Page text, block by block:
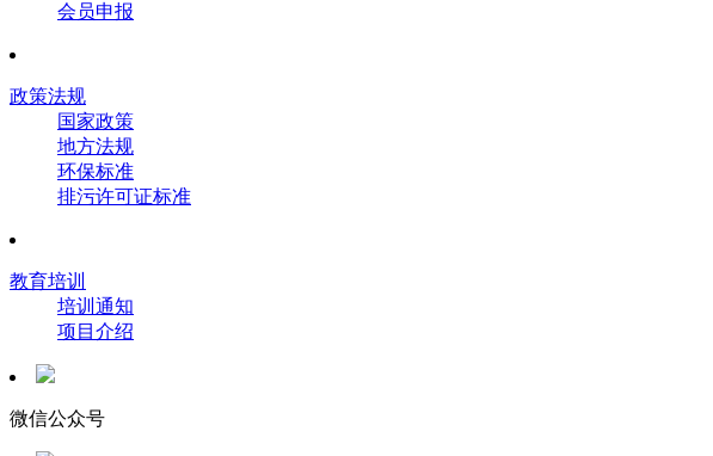
会员申报
政策法规
国家政策
地方法规
环保标准
排污许可证标准
教育培训
培训通知
项目介绍
微信公众号